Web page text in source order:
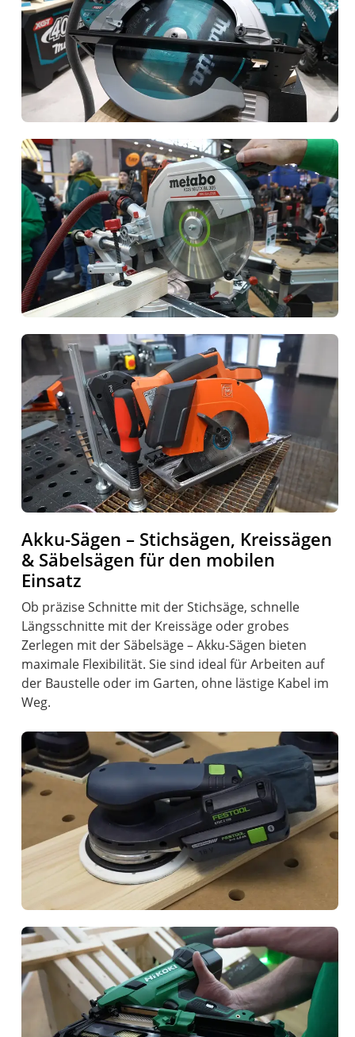
Akku-Sägen – Stichsägen, Kreissägen
& Säbelsägen für den mobilen
Einsatz
Ob präzise Schnitte mit der Stichsäge, schnelle
Längsschnitte mit der Kreissäge oder grobes
Zerlegen mit der Säbelsäge – Akku-Sägen bieten
maximale Flexibilität. Sie sind ideal für Arbeiten auf
der Baustelle oder im Garten, ohne lästige Kabel im
Weg.